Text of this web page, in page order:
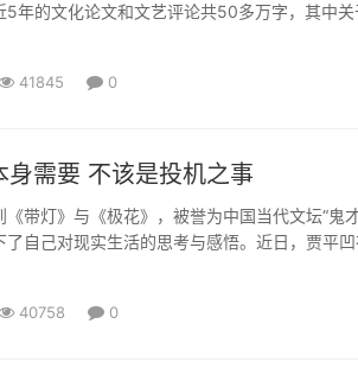
年的文化论文和文艺评论共50多万字，其中关
事。”笔耕不辍书名展示内心坚守肖云儒是一位
41845 0
需要 不该是投机之事
灯》与《极花》，被誉为中国当代文坛“鬼
自己对现实生活的思考与感悟。近日，贾平凹
，就是人本身生命的需要、生存的需要，“它不
作：没想过要成为作家 出生于上世...
40758 0